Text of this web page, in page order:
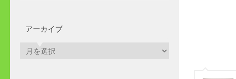
アーカイブ